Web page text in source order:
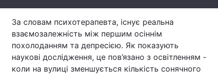
За словам психотерапевта, існує реальна
взаємозалежність між першим осіннім
похолоданням та депресією. Як показують
наукові дослідження, це пов’язано з освітленням -
коли на вулиці зменшується кількість сонячного